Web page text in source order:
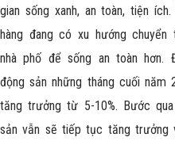
gian sống xanh, an toàn, tiện
hàng đang có xu hướng
nhà phố để sống an toàn
động sản những tháng cuối
tăng trưởng từ 5-10%. Bước
sản vẫn sẽ tiếp tục tăng trưởng